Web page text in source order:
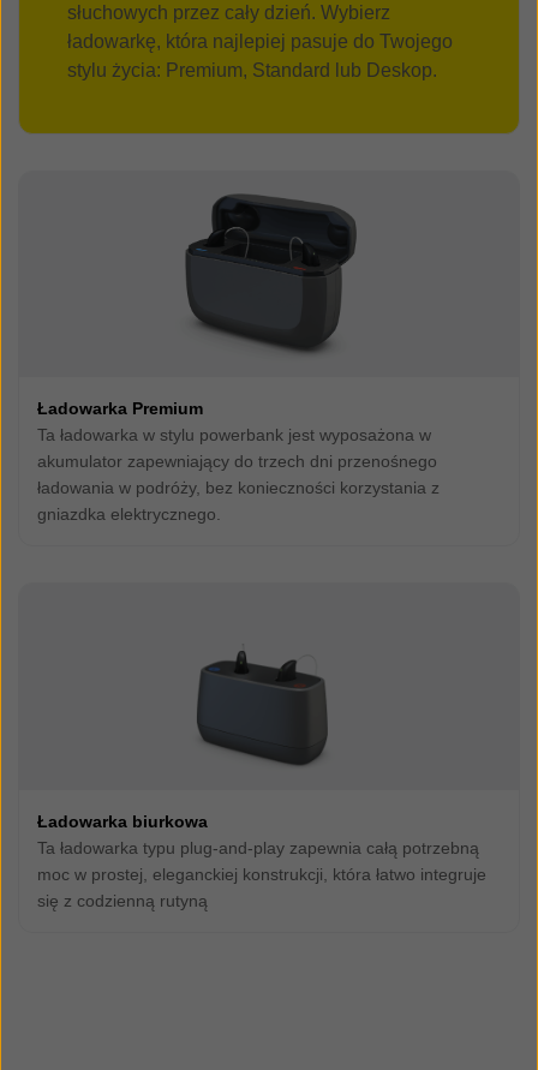
słuchowych przez cały dzień. Wybierz
ładowarkę, która najlepiej pasuje do Twojego
stylu życia: Premium, Standard lub Deskop.
Ładowarka Premium
Ta ładowarka w stylu powerbank jest wyposażona w
akumulator zapewniający do trzech dni przenośnego
ładowania w podróży, bez konieczności korzystania z
gniazdka elektrycznego.
Ładowarka biurkowa
Ta ładowarka typu plug-and-play zapewnia całą potrzebną
moc w prostej, eleganckiej konstrukcji, która łatwo integruje
się z codzienną rutyną